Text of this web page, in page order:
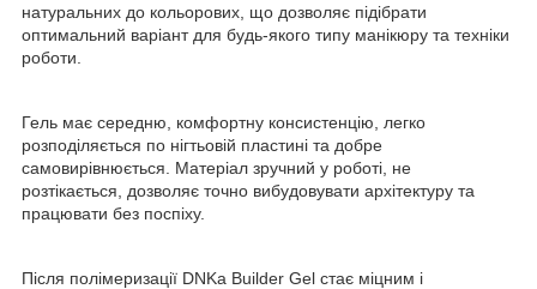
натуральних до кольорових, що дозволяє підібрати
оптимальний варіант для будь-якого типу манікюру та техніки
роботи.
Гель має середню, комфортну консистенцію, легко
розподіляється по нігтьовій пластині та добре
самовирівнюється. Матеріал зручний у роботі, не
розтікається, дозволяє точно вибудовувати архітектуру та
працювати без поспіху.
Після полімеризації DNKa Builder Gel стає міцним і